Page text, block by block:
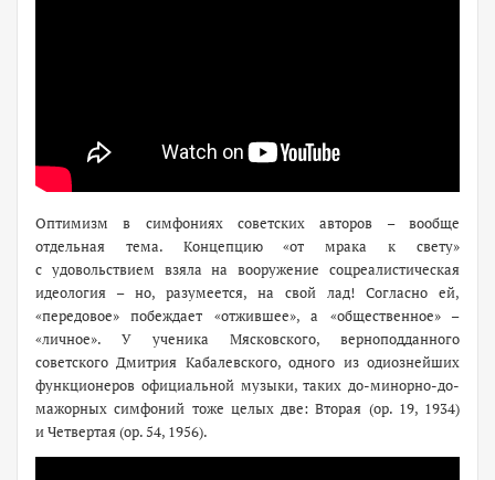
Оптимизм в симфониях советских авторов – вообще
отдельная тема. Концепцию «от мрака к свету»
с удовольствием взяла на вооружение соцреалистическая
идеология – но, разумеется, на свой лад! Согласно ей,
«передовое» побеждает «отжившее», а «общественное» –
«личное». У ученика Мясковского, верноподданного
советского Дмитрия Кабалевского, одного из одиознейших
функционеров официальной музыки, таких до-минорно-до-
мажорных симфоний тоже целых две: Вторая (ор. 19, 1934)
и Четвертая (ор. 54, 1956).